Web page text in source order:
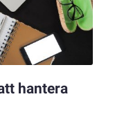
hantera